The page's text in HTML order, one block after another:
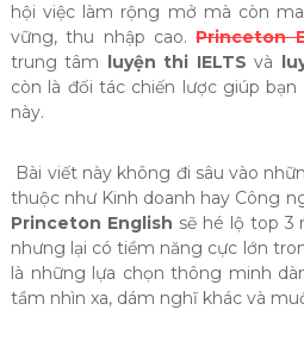
hội việc làm rộng mở mà còn
vững, thu nhập cao.Princeton
trung tâm luyện thi IELTS và
còn là đối tác chiến lược giúp
này.
Bài viết này không đi sâu vào
thuộc như Kinh doanh hay Công
Princeton English sẽ hé lộ top 3
nhưng lại có tiềm năng cực lớn
là những lựa chọn thông minh
tầm nhìn xa, dám nghĩ khác và